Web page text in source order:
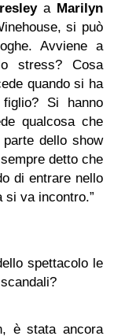
a Marilyn
si può
Avviene a
stress? Cosa
quando si ha
Si hanno
qualcosa che
dello show
detto che
di entrare nello
si va incontro.”
spettacolo le
è stata ancora